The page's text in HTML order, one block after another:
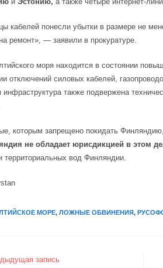
кабелей понесли убытки в размере не
ремонт», — заявили в прокуратуре.
моря находится в состоянии
отключений силовых кабелей,
инфраструктура также подвержена
которым запрещено покидать
не обладает юрисдикцией в этом
территориальных вод Финляндии.
МОРЕ, ЛОЖНЫЕ ОБВИНЕНИЯ,
запись